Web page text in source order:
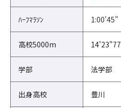
ﾊｰﾌﾏﾗｿﾝ 1:00'45"
高校5000m 14'23"77
学部 法学部
出身高校 豊川